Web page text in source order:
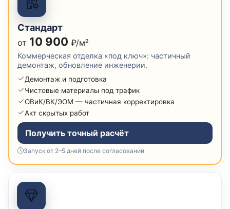
Стандарт
от 10 900 ₽/м²
Коммерческая отделка «под ключ»: частичный
демонтаж, обновление инженерии.
Демонтаж и подготовка
Чистовые материалы под трафик
ОВиК/ВК/ЭОМ — частичная корректировка
Акт скрытых работ
Получить точный расчёт
Запуск от 2–5 дней после согласований